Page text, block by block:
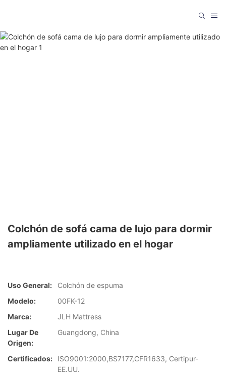
Colchón de sofá cama de lujo para dormir
ampliamente utilizado en el hogar
Uso General:
Colchón de espuma
Modelo:
00FK-12
Marca:
JLH Mattress
Lugar De
Origen:
Guangdong, China
Certificados:
ISO9001:2000,BS7177,CFR1633, Certipur-
EE.UU.